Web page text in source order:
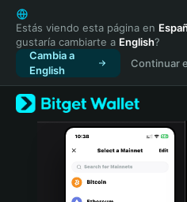
English
日本語
Tiếng Việt
Русский
Español (Latinoamérica)
Türkçe
Italiano
Estás viendo esta página en
gustaría cambiarte a English?
Cambia a
English
Continuar